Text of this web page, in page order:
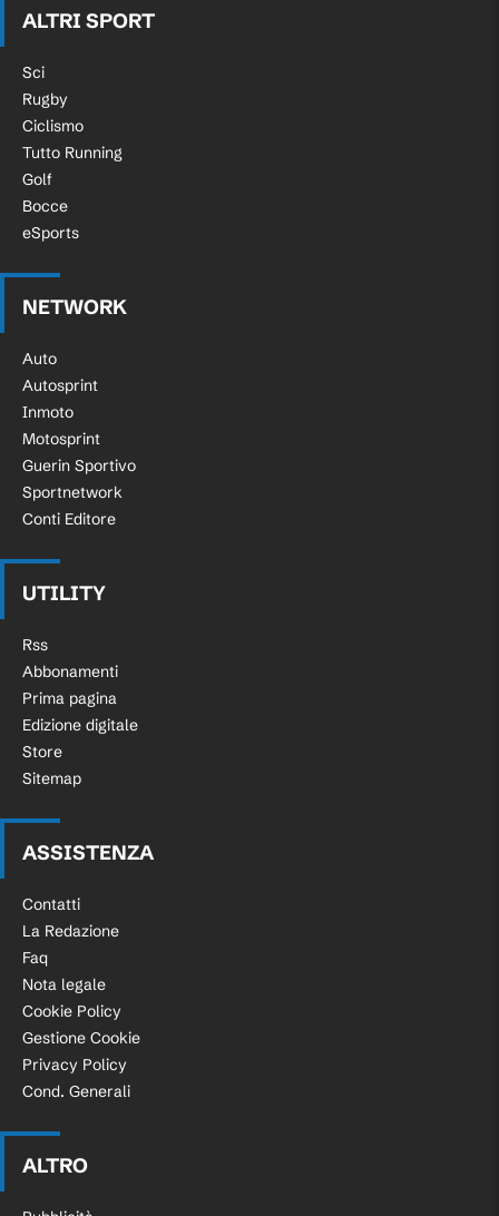
ALTRI SPORT
Sci
Rugby
Ciclismo
Tutto Running
Golf
Bocce
eSports
NETWORK
Auto
Autosprint
Inmoto
Motosprint
Guerin Sportivo
Sportnetwork
Conti Editore
UTILITY
Rss
Abbonamenti
Prima pagina
Edizione digitale
Store
Sitemap
ASSISTENZA
Contatti
La Redazione
Faq
Nota legale
Cookie Policy
Gestione Cookie
Privacy Policy
Cond. Generali
ALTRO